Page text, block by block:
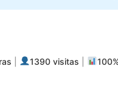
1390 visitas